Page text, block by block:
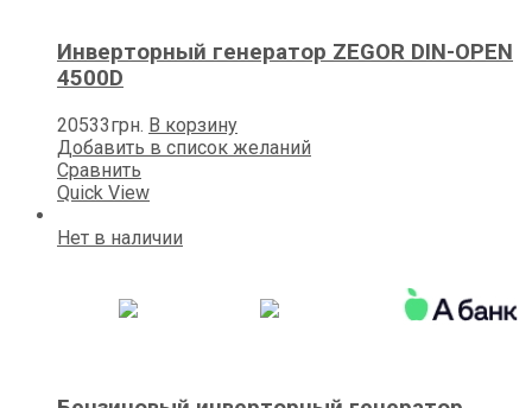
Инверторный генератор ZEGOR DIN-OPEN
4500D
20533грн. В корзину
Добавить в список желаний
Сравнить
Quick View
Нет в наличии